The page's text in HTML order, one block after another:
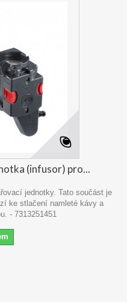
(infusor) pro...
jednotky. Tato součást je
ke stlačení namleté kávy a
- 7313251451